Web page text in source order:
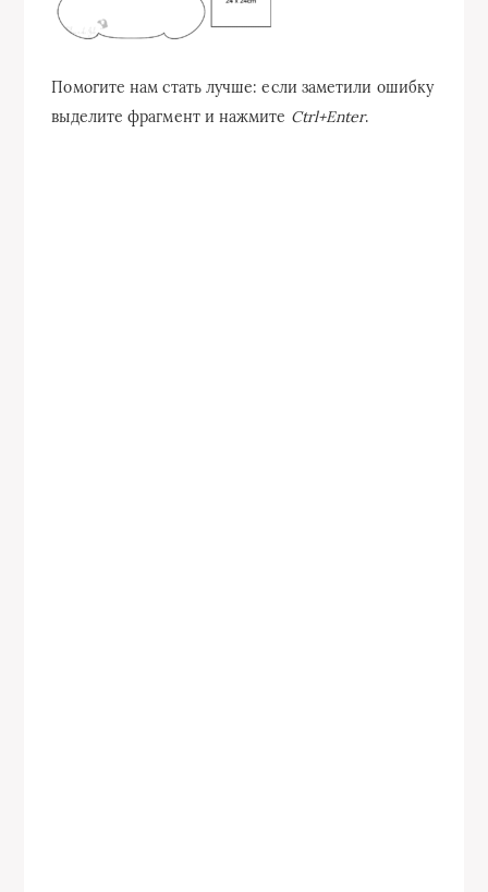
Помогите нам стать лучше: если заметили ошибку
выделите фрагмент и нажмите Ctrl+Enter.